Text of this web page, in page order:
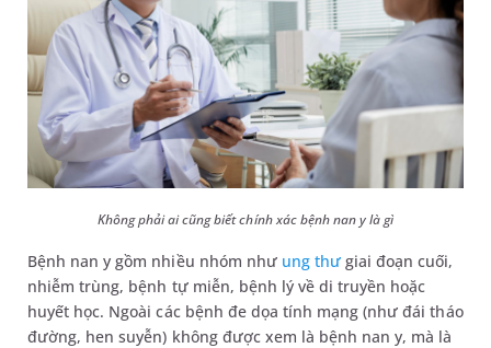
Không phải ai cũng biết chính xác bệnh nan y là gì
Bệnh nan y gồm nhiều nhóm như ung thư giai đoạn cuối,
nhiễm trùng, bệnh tự miễn, bệnh lý về di truyền hoặc
huyết học. Ngoài các bệnh đe dọa tính mạng (như đái tháo
đường, hen suyễn) không được xem là bệnh nan y, mà là